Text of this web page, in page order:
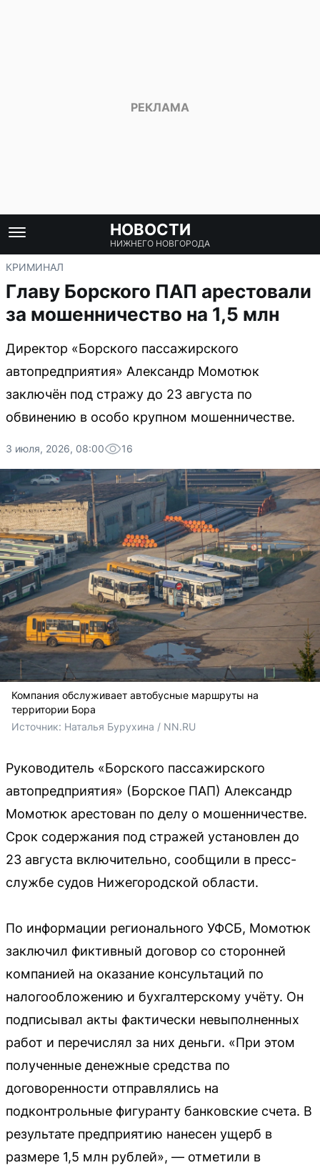
НОВОСТИ
НИЖНЕГО НОВГОРОДА
КРИМИНАЛ
Главу Борского ПАП арестовали
за мошенничество на 1,5 млн
Директор «Борского пассажирского
автопредприятия» Александр Момотюк
заключён под стражу до 23 августа по
обвинению в особо крупном мошенничестве.
3 июля, 2026, 08:00 16
Компания обслуживает автобусные маршруты на
территории Бора
Источник: Наталья Бурухина / NN.RU
Руководитель «Борского пассажирского
автопредприятия» (Борское ПАП) Александр
Момотюк арестован по делу о мошенничестве.
Срок содержания под стражей установлен до
23 августа включительно, сообщили в пресс-
службе судов Нижегородской области.
По информации регионального УФСБ, Момотюк
заключил фиктивный договор со сторонней
компанией на оказание консультаций по
налогообложению и бухгалтерскому учёту. Он
подписывал акты фактически невыполненных
работ и перечислял за них деньги. «При этом
полученные денежные средства по
договоренности отправлялись на
подконтрольные фигуранту банковские счета. В
результате предприятию нанесен ущерб в
размере 1,5 млн рублей», — отметили в